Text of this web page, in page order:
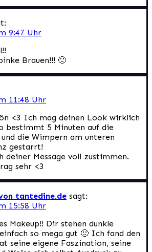
9:47 Uhr
Brauen!!! 🙂
11:48 Uhr
<3 Ich mag deinen Look wirklich
bestimmt 5 Minuten auf die
und die Wimpern am unteren
gestarrt!
deiner Message voll zustimmen.
sehr <3
tantedine.de sagt:
15:58 Uhr
Makeup!! Dir stehen dunkle
so mega gut 🙂 Ich fand den
seine eigene Faszination, seine